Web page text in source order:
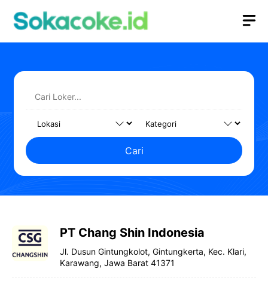
Cari
PT Chang Shin Indonesia
Jl. Dusun Gintungkolot, Gintungkerta, Kec. Klari,
Karawang, Jawa Barat 41371